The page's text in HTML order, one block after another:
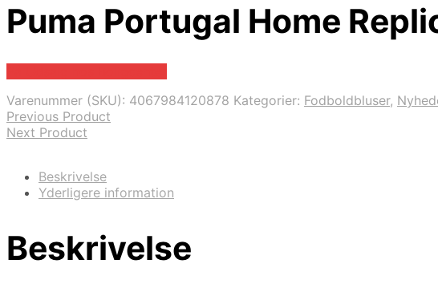
Puma Portugal Home
Varenummer (SKU): 4067984120878 Kategorier: Fodboldbluser,
Previous Product
Next Product
Beskrivelse
Yderligere information
Beskrivelse